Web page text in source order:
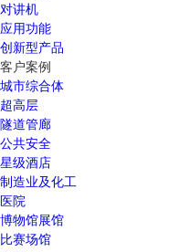
对讲机
应用功能
创新型产品
客户案例
城市综合体
超高层
隧道管廊
公共安全
星级酒店
制造业及化工
医院
博物馆展馆
比赛场馆